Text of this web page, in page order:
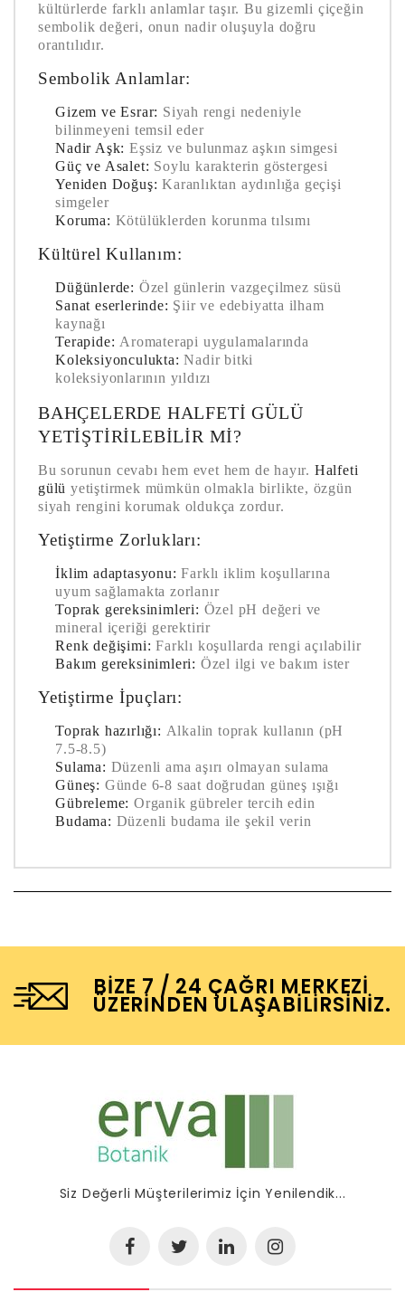
kültürlerde farklı anlamlar taşır. Bu gizemli çiçeğin
sembolik değeri, onun nadir oluşuyla doğru
orantılıdır.
Sembolik Anlamlar:
Gizem ve Esrar: Siyah rengi nedeniyle
bilinmeyeni temsil eder
Nadir Aşk: Eşsiz ve bulunmaz aşkın simgesi
Güç ve Asalet: Soylu karakterin göstergesi
Yeniden Doğuş: Karanlıktan aydınlığa geçişi
simgeler
Koruma: Kötülüklerden korunma tılsımı
Kültürel Kullanım:
Düğünlerde: Özel günlerin vazgeçilmez süsü
Sanat eserlerinde: Şiir ve edebiyatta ilham
kaynağı
Terapide: Aromaterapi uygulamalarında
Koleksiyonculukta: Nadir bitki
koleksiyonlarının yıldızı
BAHÇELERDE HALFETI GÜLÜ
YETIŞTIRILEBILIR MI?
Bu sorunun cevabı hem evet hem de hayır. Halfeti
gülü yetiştirmek mümkün olmakla birlikte, özgün
siyah rengini korumak oldukça zordur.
Yetiştirme Zorlukları:
İklim adaptasyonu: Farklı iklim koşullarına
uyum sağlamakta zorlanır
Toprak gereksinimleri: Özel pH değeri ve
mineral içeriği gerektirir
Renk değişimi: Farklı koşullarda rengi açılabilir
Bakım gereksinimleri: Özel ilgi ve bakım ister
Yetiştirme İpuçları:
Toprak hazırlığı: Alkalin toprak kullanın (pH
7.5-8.5)
Sulama: Düzenli ama aşırı olmayan sulama
Güneş: Günde 6-8 saat doğrudan güneş ışığı
Gübreleme: Organik gübreler tercih edin
Budama: Düzenli budama ile şekil verin
BIZE 7 / 24 ÇAĞRI MERKEZI
ÜZERINDEN ULAŞABILIRSINIZ.
Siz Değerli Müşterilerimiz İçin Yenilendik...